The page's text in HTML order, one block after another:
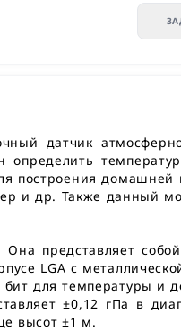
датчик
определить
построения домашней
и др. Также данный
Она представляет
LGA с
для температуры и
±0,12 гПа в
высот ±1 м.